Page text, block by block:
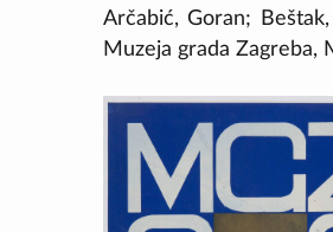
Arčabić, Goran;
Muzeja grada Zagreba,